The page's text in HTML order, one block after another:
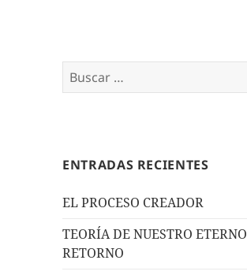
Buscar:
ENTRADAS RECIENTES
EL PROCESO CREADOR
TEORÍA DE NUESTRO ETERNO
RETORNO